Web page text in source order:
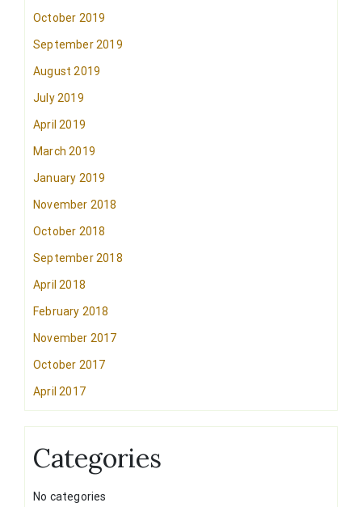
October 2019
September 2019
August 2019
July 2019
April 2019
March 2019
January 2019
November 2018
October 2018
September 2018
April 2018
February 2018
November 2017
October 2017
April 2017
Categories
No categories